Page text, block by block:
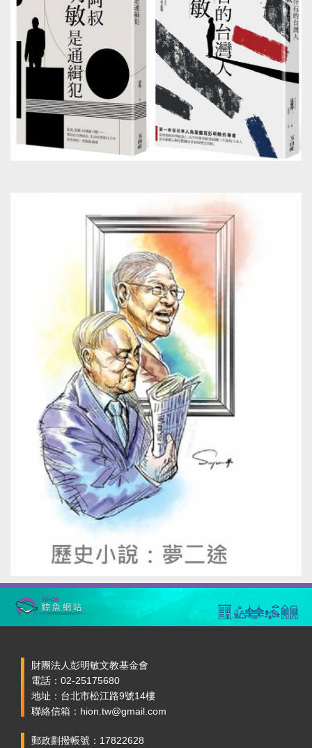
財團法人彭明敏文教基金會
電話：02-25175680
地址：台北市松江路9號14樓
聯絡信箱：hion.tw@gmail.com
郵政劃撥帳號：17822628